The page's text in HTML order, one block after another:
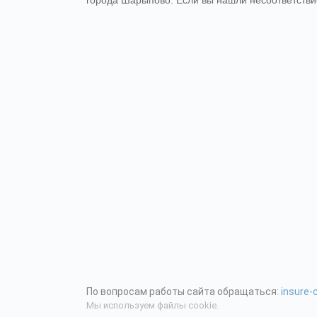
По вопросам работы сайта обращаться: insure-
Мы используем файлы cookie.